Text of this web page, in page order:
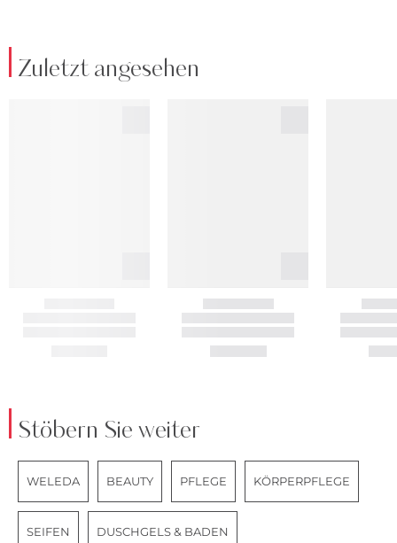
Zuletzt angesehen
Stöbern Sie weiter
WELEDA BEAUTY PFLEGE KÖRPERPFLEGE
SEIFEN DUSCHGELS & BADEN